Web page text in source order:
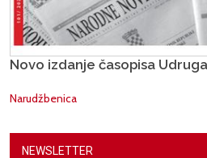
Novo izdanje časopisa
Narudžbenica
NEWSLETTER